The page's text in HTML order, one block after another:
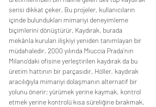
serisi dikkat çeker. Bu projeler, kullanıcıların
içinde bulundukları mimariyi deneyimleme
biçimlerini dönüştürür. Kaydırak, burada
mekânla kurulan ilişkiyi yeniden tanımlayan bir
müdahaledir. 2000 yılında Miuccia Prada’nın
Milano’daki ofisine yerleştirilen kaydırak da bu
üretim hattının bir parçasıdır. Höller, kaydırak
aracılığıyla mimariyi dolaşmanın alternatif bir
yolunu önerir; yürümek yerine kaymak, kontrol
etmek yerine kontrolü kısa süreliğine bırakmak.